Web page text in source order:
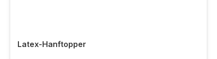
Latex-Hanftopper